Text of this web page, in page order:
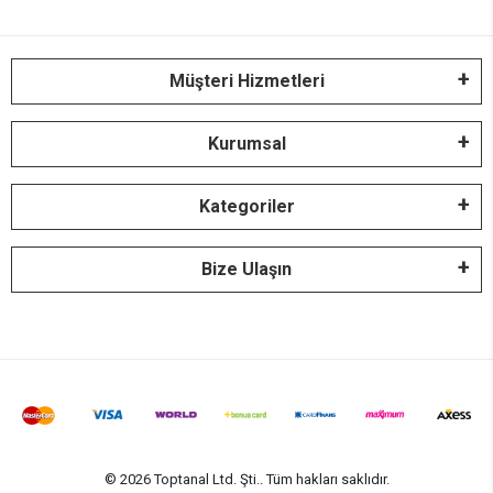
Müşteri Hizmetleri
Kurumsal
Kategoriler
Bize Ulaşın
© 2026 Toptanal Ltd. Şti.. Tüm hakları saklıdır.